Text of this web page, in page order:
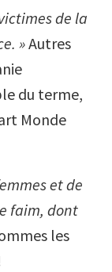
de la
»Autres
du terme,
Monde
et de
faim, dont
les